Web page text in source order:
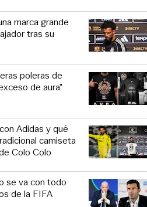
marca grande
tras su
poleras de
de aura”
Adidas y qué
camiseta
Colo Colo
se va con todo
de la FIFA